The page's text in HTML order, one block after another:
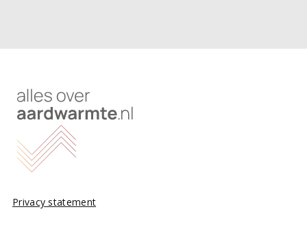
Privacy statement